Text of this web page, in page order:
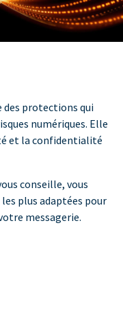
des protections qui
numériques. Elle
et la confidentialité
conseille, vous
plus adaptées pour
messagerie.